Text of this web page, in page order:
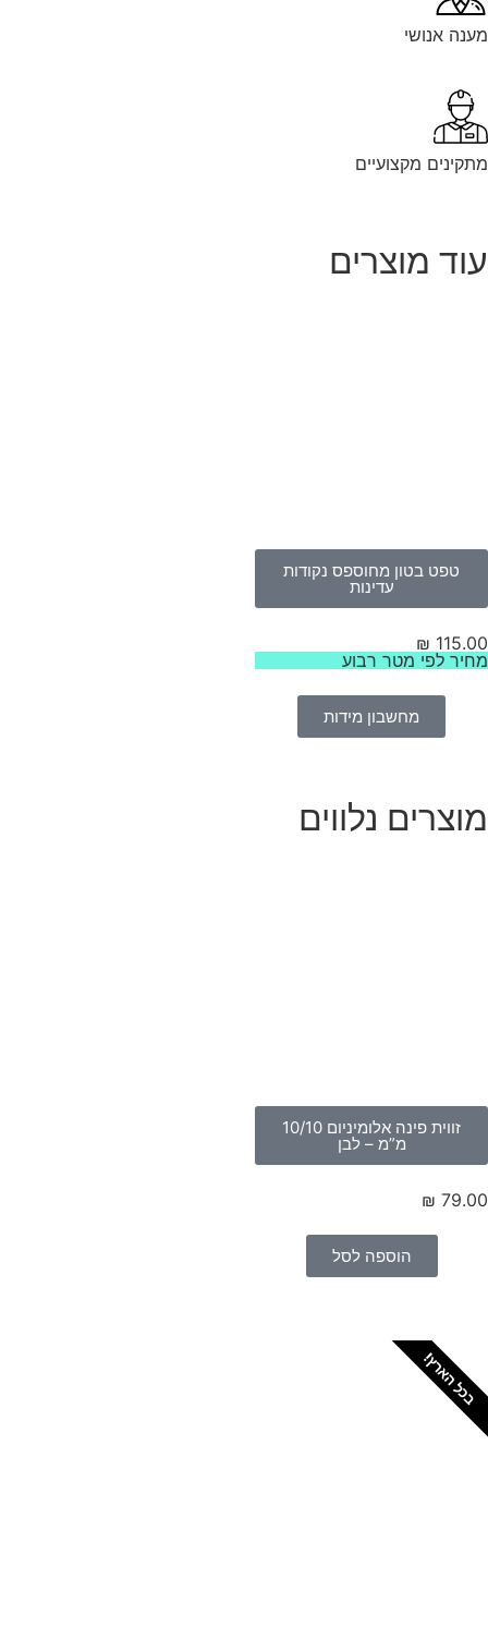
אנושי
מקצועיים
מוצרים
טפט בטון מחוספס נקודות
עדינות
₪
לפי מטר רבוע
מחשבון מידות
נלווים
זווית פינה אלומיניום 10/10
מ”מ – לבן
₪
הוספה לסל
הארץ!